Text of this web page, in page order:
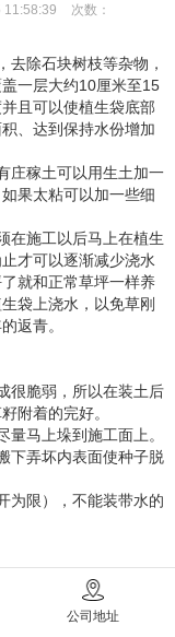
11:58:39 次数：
去除石块树枝等杂物，
一层大约10厘米至15
且可以使植生袋底部
、达到保持水份增加
庄稼土可以用生土加一
果太粘可以加一些细
在施工以后马上在植生
才可以逐渐减少浇水
就和正常草坪一样养
袋上浇水，以免草刚
返青。
很脆弱，所以在装土后
附着的完好。
马上垛到施工面上。
下弄坏内表面使种子脱
为限），不能装带水的
公司地址